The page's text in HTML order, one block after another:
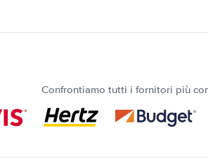
Confrontiamo tutti i fornitori più